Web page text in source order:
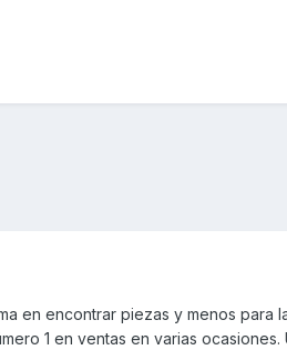
en encontrar piezas y menos para
1 en ventas en varias ocasiones.